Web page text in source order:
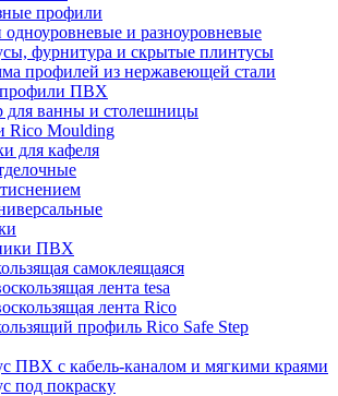
профили
и разноуровневые
фурнитура и скрытые плинтусы
профилей из нержавеющей стали
ПВХ
для ванны и столешницы
Rico Moulding
для кафеля
ПВХ
самоклеящаяся
лента tesa
лента Rico
профиль Rico Safe Step
ПВХ с кабель-каналом и мягкими краями
под покраску